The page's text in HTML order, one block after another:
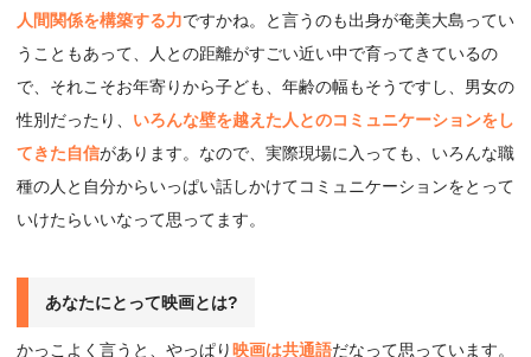
人間関係を構築する力ですかね。と言うのも出身が奄美大島ってい
うこともあって、人との距離がすごい近い中で育ってきているの
で、それこそお年寄りから子ども、年齢の幅もそうですし、男女の
性別だったり、 いろんな壁を越えた人とのコミュニケーションをし
てきた自信があります。なので、実際現場に入っても、いろんな職
種の人と自分からいっぱい話しかけてコミュニケーションをとって
いけたらいいなって思ってます。
あなたにとって映画とは?
かっこよく言うと、やっぱり映画は共通語だなって思っています。